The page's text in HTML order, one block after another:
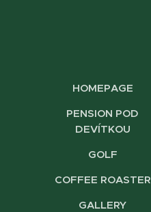
HOMEPAGE
PENSION POD
DEVÍTKOU
GOLF
COFFEE ROASTER
GALLERY